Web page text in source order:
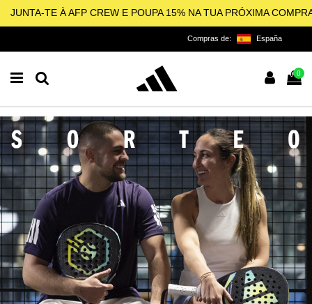
JUNTA-TE À AFP CREW E POUPA 15% NA TUA PRÓXIMA
Compras de: España
0